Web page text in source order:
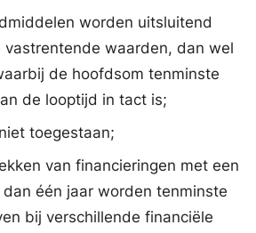
worden uitsluitend
vastrentende waarden, dan wel
de hoofdsom tenminste
de looptijd in tact is;
toegestaan;
van financieringen met een
één jaar worden tenminste
bij verschillende financiële